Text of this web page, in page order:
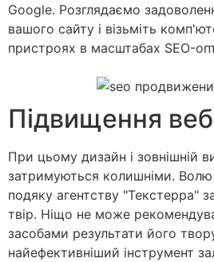
Google. Розглядаємо
вашого сайту і візьміть
пристроях в масштабах SEO-
Підвищення
При цьому дизайн і зовнішній
затримуються колишніми.
подяку агентству "Текстерра"
твір. Ніщо не може
засобами результати його
найефективніший інструмент